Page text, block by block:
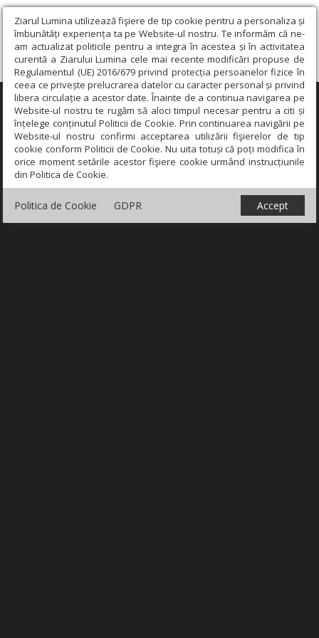
Ziarul Lumina utilizează fişiere de tip cookie pentru a personaliza și
îmbunătăți experiența ta pe Website-ul nostru. Te informăm că ne-
am actualizat politicile pentru a integra în acestea și în activitatea
curentă a Ziarului Lumina cele mai recente modificări propuse de
Regulamentul (UE) 2016/679 privind protecția persoanelor fizice în
ceea ce privește prelucrarea datelor cu caracter personal și privind
libera circulație a acestor date. Înainte de a continua navigarea pe
Website-ul nostru te rugăm să aloci timpul necesar pentru a citi și
înțelege conținutul Politicii de Cookie. Prin continuarea navigării pe
Website-ul nostru confirmi acceptarea utilizării fişierelor de tip
cookie conform Politicii de Cookie. Nu uita totuși că poți modifica în
orice moment setările acestor fişiere cookie urmând instrucțiunile
din Politica de Cookie.
Politica de Cookie GDPR Accept
×